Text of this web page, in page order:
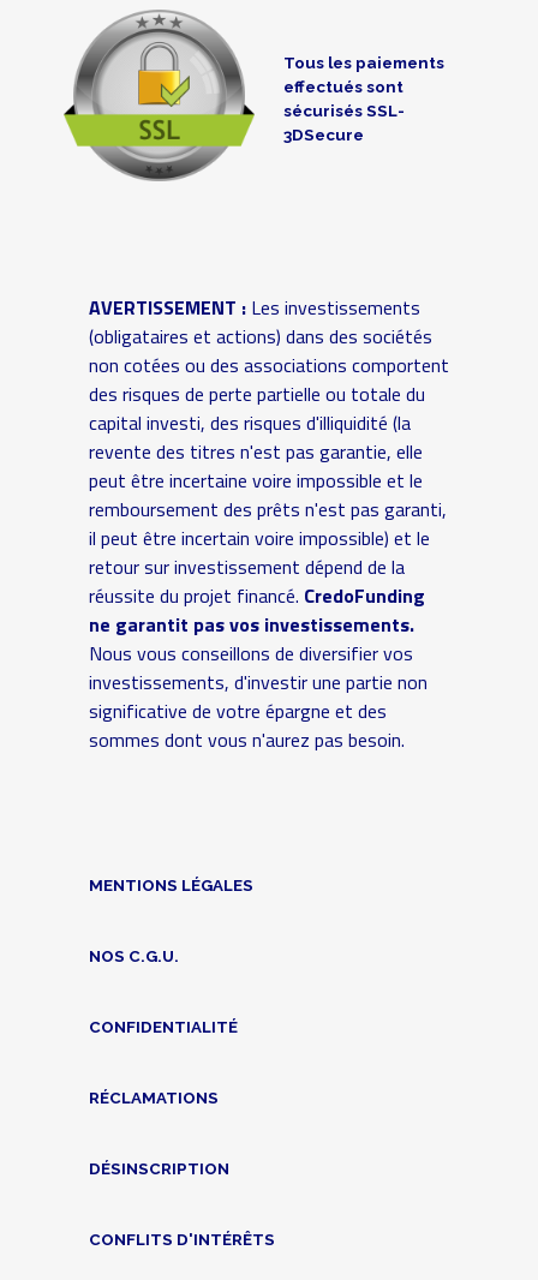
Tous les paiements
effectués sont
sécurisés SSL-
3DSecure
AVERTISSEMENT :Les investissements
(obligataires et actions) dans des sociétés
non cotées ou des associations comportent
des risques de perte partielle ou totale du
capital investi, des risques d'illiquidité (la
revente des titres n'est pas garantie, elle
peut être incertaine voire impossible et le
remboursement des prêts n'est pas garanti,
il peut être incertain voire impossible) et le
retour sur investissement dépend de la
réussite du projet financé. CredoFunding
ne garantit pas vos investissements.
Nous vous conseillons de diversifier vos
investissements, d'investir une partie non
significative de votre épargne et des
sommes dont vous n'aurez pas besoin.
MENTIONS LÉGALES
NOS C.G.U.
CONFIDENTIALITÉ
RÉCLAMATIONS
DÉSINSCRIPTION
CONFLITS D'INTÉRÊTS